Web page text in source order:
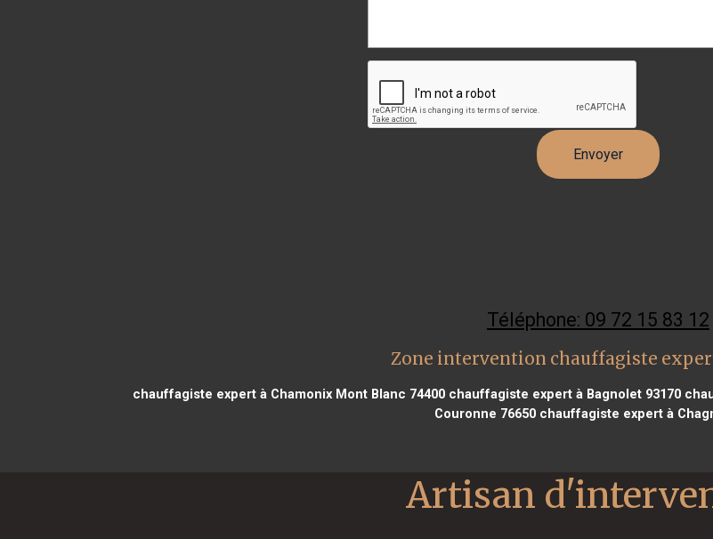
Téléphone: 09 72 15 83 12
Zone intervention chauffagiste
chauffagiste expert à Chamonix Mont Blanc 74400 chauffagiste expert à Bagnolet 93170
Couronne 76650chauffagiste expert à
Artisan